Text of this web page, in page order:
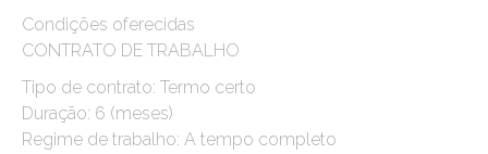
Condições oferecidas
CONTRATO DE TRABALHO
Tipo de contrato: Termo certo
Duração: 6 (meses)
Regime de trabalho: A tempo completo